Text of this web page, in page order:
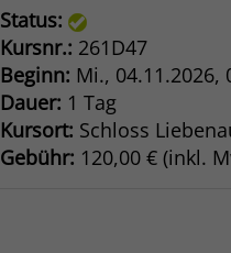
Status:
Kursnr.: 261D47
Beginn: Mi., 04.11.2026,
Dauer: 1 Tag
Kursort: Schloss
Gebühr: 120,00 € (inkl.